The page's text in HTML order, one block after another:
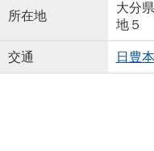
所在地
大分県
地５
交通 日豊